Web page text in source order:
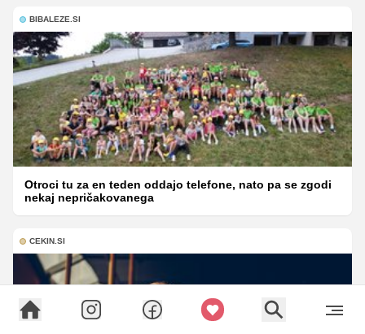
BIBALEZE.SI
Otroci tu za en teden oddajo telefone, nato pa se zgodi
nekaj nepričakovanega
CEKIN.SI